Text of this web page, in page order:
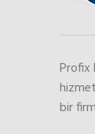
Profix
bir